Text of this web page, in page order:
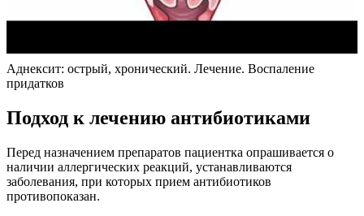
Аднексит: острый, хронический. Лечение. Воспаление
придатков
Подход к лечению антибиотиками
Перед назначением препаратов пациентка опрашивается о
наличии аллергических реакций, устанавливаются
заболевания, при которых прием антибиотиков
противопоказан.